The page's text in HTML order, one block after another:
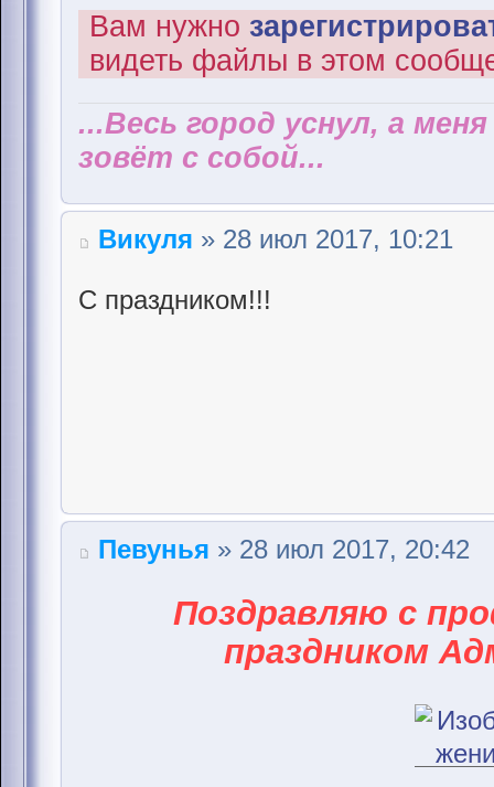
Вам нужно
видеть файлы в этом
...Весь город уснул, а
зовёт с собой...
Викуля » 28 июл 2017, 10:21
С праздником!!!
Певунья » 28 июл 2017, 20:42
Поздравляю с
праздником